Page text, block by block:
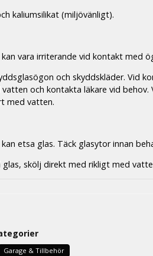
kaliumsilikat (miljövänligt).
vara irriterande vid kontakt med
och skyddskläder. Vid
och kontakta läkare vid
med vatten.
etsa glas. Täck glasytor innan
glas, skölj direkt med rikligt med
Garage & Tillbehör